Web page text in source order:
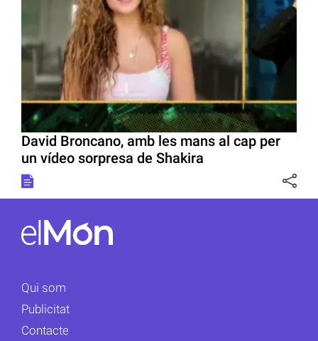
David Broncano, amb les mans al cap per
un vídeo sorpresa de Shakira
Qui som
Publicitat
Contacte